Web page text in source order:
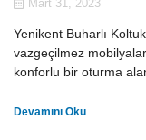
Mart 31, 2023
Yenikent Buharlı
vazgeçilmez
konforlu bir oturma
Devamını Oku